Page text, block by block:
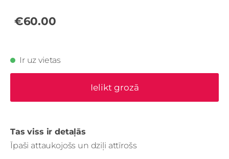
€60.00
Ir uz vietas
Ielikt grozā
Tas viss ir detaļās
Īpaši attaukojošs un dziļi attīrošs